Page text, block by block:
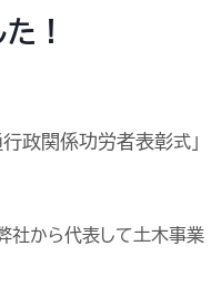
！
政関係功労者表彰式」
社から代表して土木事業